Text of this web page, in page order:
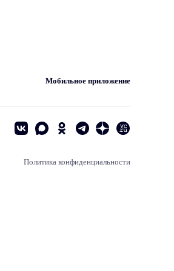
Мобильное приложение
Политика конфиденциальности